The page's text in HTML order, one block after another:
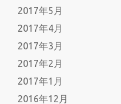
2017年5月
2017年4月
2017年3月
2017年2月
2017年1月
2016年12月